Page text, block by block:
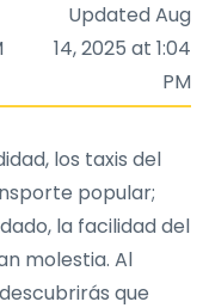
Updated Aug
14, 2025 at 1:04
PM
los taxis del
popular;
la facilidad del
molestia. Al
que